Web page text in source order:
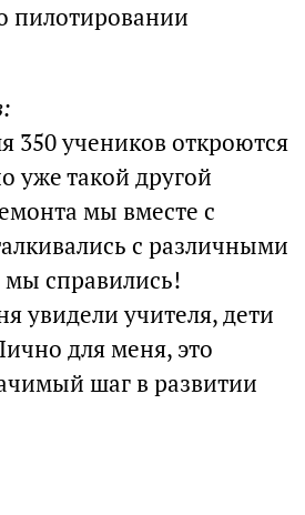
пилотировании
350 учеников откроются
уже такой другой
мы вместе с
с различными
справились!
увидели учителя, дети
для меня, это
шаг в развитии